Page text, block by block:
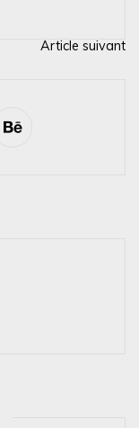
Article suivant